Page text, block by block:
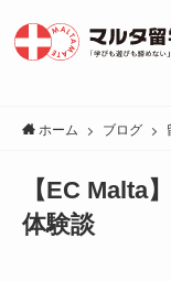
ホーム ブログ
【EC Malta
体験談